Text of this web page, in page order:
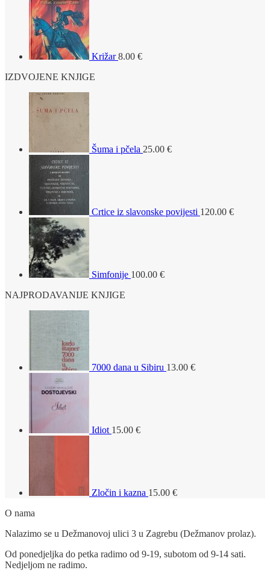
Križar 8.00 €
IZDVOJENE KNJIGE
Šuma i pčela 25.00 €
Crtice iz slavonske povijesti 120.00 €
Simfonije 100.00 €
NAJPRODAVANIJE KNJIGE
7000 dana u Sibiru 13.00 €
Idiot 15.00 €
Zločin i kazna 15.00 €
O nama
Nalazimo se u Dežmanovoj ulici 3 u Zagrebu (Dežmanov prolaz).
Od ponedjeljka do petka radimo od 9-19, subotom od 9-14 sati.
Nedjeljom ne radimo.